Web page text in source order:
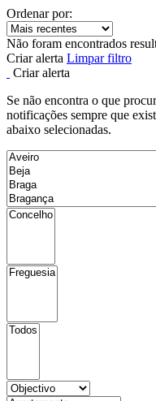
Ordenar por:
Não foram encontrados
Criar alerta Limpar filtro
Criar alerta
Se não encontra o que
notificações sempre que
abaixo selecionadas.